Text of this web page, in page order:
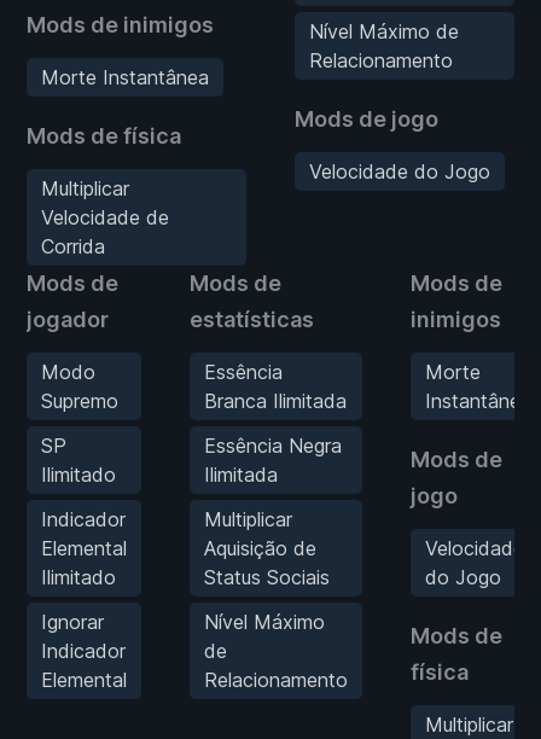
Mods de inimigos
Morte Instantânea
Mods de física
Multiplicar
Velocidade de
Corrida
Nível Máximo de
Relacionamento
Mods de jogo
Velocidade do Jogo
Mods de
jogador
Modo
Supremo
SP
Ilimitado
Indicador
Elemental
Ilimitado
Ignorar
Indicador
Elemental
Mods de
estatísticas
Essência
Branca Ilimitada
Essência Negra
Ilimitada
Multiplicar
Aquisição de
Status Sociais
Nível Máximo
de
Relacionamento
Mods de
inimigos
Morte
Instantânea
Mods de
jogo
Velocidade
do Jogo
Mods de
física
Multiplicar